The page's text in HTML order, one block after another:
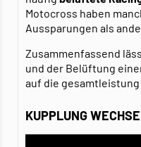
Motocross haben
Aussparungen als
Zusammenfassend
und der Belüftung
auf die gesamtleistung
KUPPLUNG